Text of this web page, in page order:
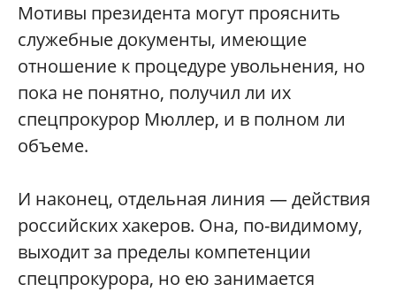
Мотивы президента могут прояснить
служебные документы, имеющие
отношение к процедуре увольнения, но
пока не понятно, получил ли их
спецпрокурор Мюллер, и в полном ли
объеме.
И наконец, отдельная линия — действия
российских хакеров. Она, по-видимому,
выходит за пределы компетенции
спецпрокурора, но ею занимается